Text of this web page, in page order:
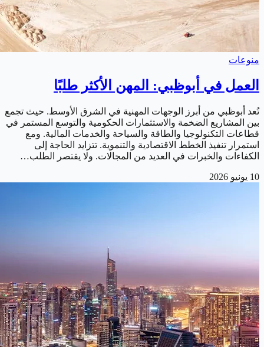
منوعات
العمل في أبوظبي: المهن الأكثر طلبًا
تُعد أبوظبي من أبرز الوجهات المهنية في الشرق الأوسط. حيث تجمع
بين المشاريع الضخمة والاستثمارات الحكومية والتوسع المستمر في
قطاعات التكنولوجيا والطاقة والسياحة والخدمات المالية. ومع
استمرار تنفيذ الخطط الاقتصادية والتنموية. تتزايد الحاجة إلى
الكفاءات والخبرات في العديد من المجالات. ولا يقتصر الطلب…
10 يونيو 2026